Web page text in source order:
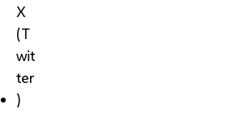
X
(T
wit
ter
)